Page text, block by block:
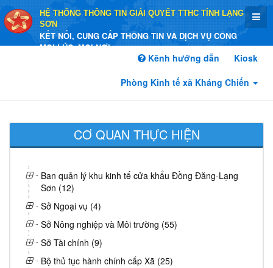
HỆ THỐNG THÔNG TIN GIẢI QUYẾT TTHC TỈNH LẠNG
SƠN
KẾT NỐI, CUNG CẤP THÔNG TIN VÀ DỊCH VỤ CÔNG
MỌI LÚC, MỌI NƠI
Kênh hướng dẫn
Kiosk
Phòng Kinh tế xã Kháng Chiến
CƠ QUAN THỰC HIỆN
Ban quản lý khu kinh tế cửa khẩu Đồng Đăng-Lạng
Sơn (12)
Sở Ngoại vụ (4)
Sở Nông nghiệp và Môi trường (55)
Sở Tài chính (9)
Bộ thủ tục hành chính cấp Xã (25)